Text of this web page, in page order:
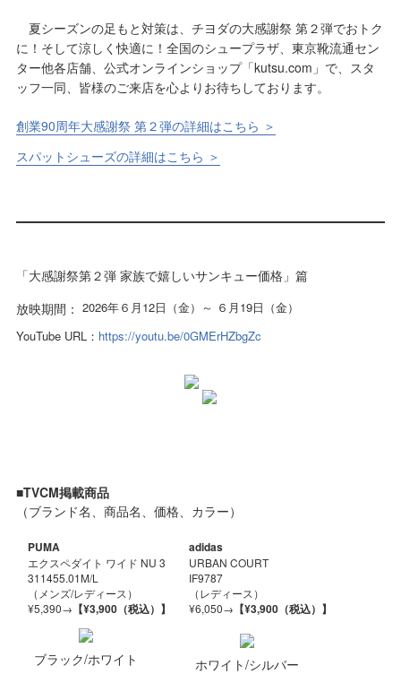
夏シーズンの足もと対策は、チヨダの大感謝祭 第２弾でおトク
に！そして涼しく快適に！全国のシュープラザ、東京靴流通セン
ター他各店舗、公式オンラインショップ「kutsu.com」で、スタ
ッフ一同、皆様のご来店を心よりお待ちしております。
創業90周年大感謝祭 第２弾の詳細はこちら ＞
スパットシューズの詳細はこちら ＞
「大感謝祭第２弾 家族で嬉しいサンキュー価格」篇
放映期間： 2026年６月12日（金）～ ６月19日（金）
YouTube URL： https://youtu.be/0GMErHZbgZc
■TVCM掲載商品
（ブランド名、商品名、価格、カラー）
PUMA
エクスペダイト ワイド NU 3
311455.01M/L
（メンズ/レディース）
¥5,390→ 【¥3,900（税込）】
ブラック/ホワイト
adidas
URBAN COURT
IF9787
（レディース）
¥6,050→ 【¥3,900（税込）】
ホワイト/シルバー